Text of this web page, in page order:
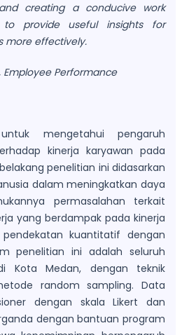
creating a conducive work
provide useful insights for
more effectively.
Employee Performance
mengetahui pengaruh
kinerja karyawan pada
penelitian ini didasarkan
dalam meningkatkan daya
permasalahan terkait
yang berdampak pada kinerja
kuantitatif dengan
penelitian ini adalah seluruh
Kota Medan, dengan teknik
random sampling. Data
dengan skala Likert dan
dengan bantuan program